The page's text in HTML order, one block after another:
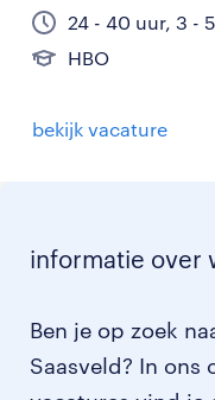
24 - 40 uur, 3 -
HBO
bekijk vacature
informatie over
Ben je op zoek
Saasveld? In ons